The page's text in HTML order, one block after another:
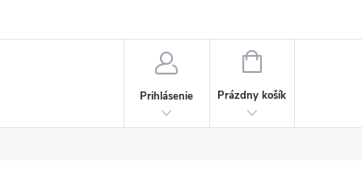
Prihlásenie
NÁKUPNÝ
Prázdny košík